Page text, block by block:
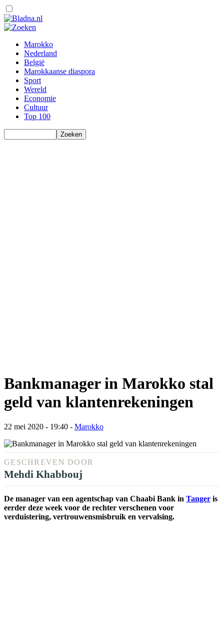
Marokko
Nederland
België
Marokkaanse diaspora
Sport
Wereld
Economie
Cultuur
Top 100
Bankmanager in Marokko stal
geld van klantenrekeningen
22 mei 2020 - 19:40 - Marokko
GESCHREVEN DOOR
Mehdi Khabbouj
De manager van een agentschap van Chaabi Bank in Tanger is
eerder deze week voor de rechter verschenen voor
verduistering, vertrouwensmisbruik en vervalsing.